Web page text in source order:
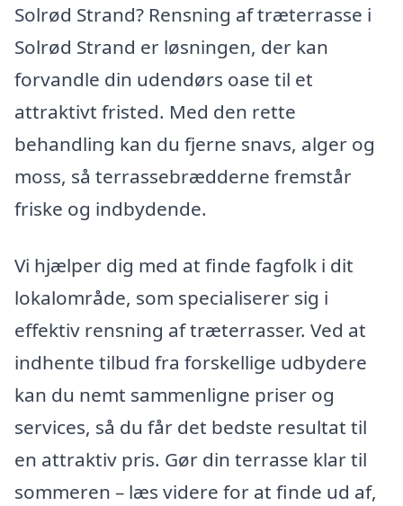
Solrød Strand? Rensning af træterrasse i
Solrød Strand er løsningen, der kan
forvandle din udendørs oase til et
attraktivt fristed. Med den rette
behandling kan du fjerne snavs, alger og
moss, så terrassebrædderne fremstår
friske og indbydende.
Vi hjælper dig med at finde fagfolk i dit
lokalområde, som specialiserer sig i
effektiv rensning af træterrasser. Ved at
indhente tilbud fra forskellige udbydere
kan du nemt sammenligne priser og
services, så du får det bedste resultat til
en attraktiv pris. Gør din terrasse klar til
sommeren – læs videre for at finde ud af,